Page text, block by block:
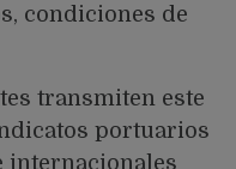
condiciones de
transmiten este
portuarios
internacionales